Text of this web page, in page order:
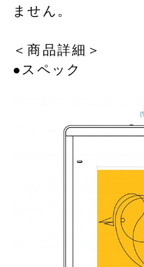
ません。
＜商品詳細＞
●スペック